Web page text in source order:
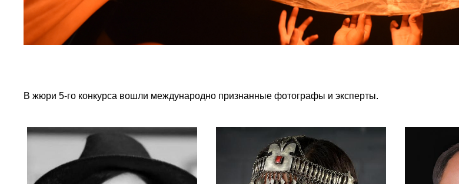
В жюри 5-го конкурса вошли международно признанные фотографы и эксперты.